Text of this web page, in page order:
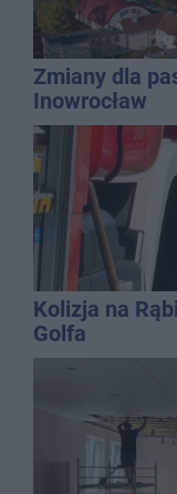
Zmiany dla
Inowrocław
Kolizja na
Golfa